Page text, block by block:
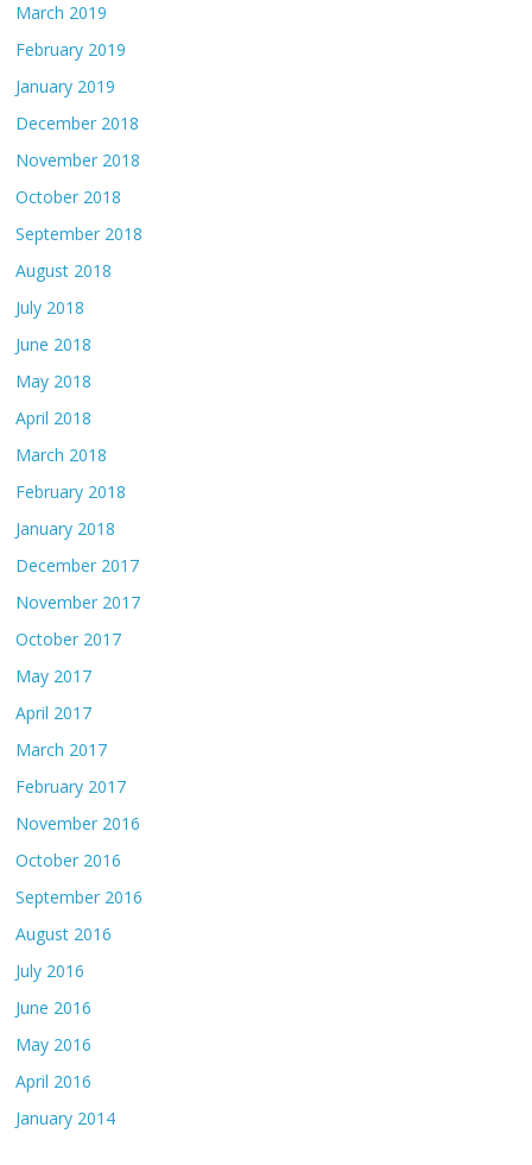
March 2019
February 2019
January 2019
December 2018
November 2018
October 2018
September 2018
August 2018
July 2018
June 2018
May 2018
April 2018
March 2018
February 2018
January 2018
December 2017
November 2017
October 2017
May 2017
April 2017
March 2017
February 2017
November 2016
October 2016
September 2016
August 2016
July 2016
June 2016
May 2016
April 2016
January 2014